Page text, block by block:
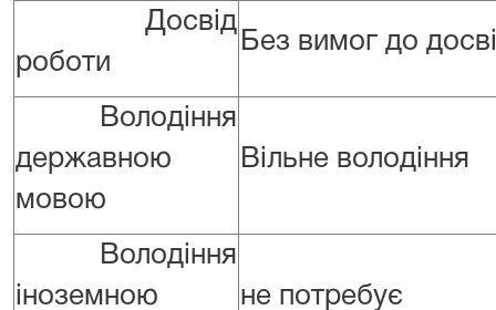
Досвід
роботи
Без вимог до
Володіння
державною
мовою
Вільне володіння
Володіння
іноземною
не потребує